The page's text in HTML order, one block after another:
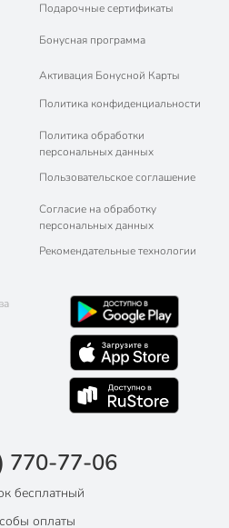
Подарочные сертификаты
Бонусная программа
Активация Бонусной Карты
Политика конфиденциальности
Политика обработки
персональных данных
Пользовательское соглашение
Согласие на обработку
персональных данных
Рекомендательные технологии
770-77-06
бесплатный
оплаты